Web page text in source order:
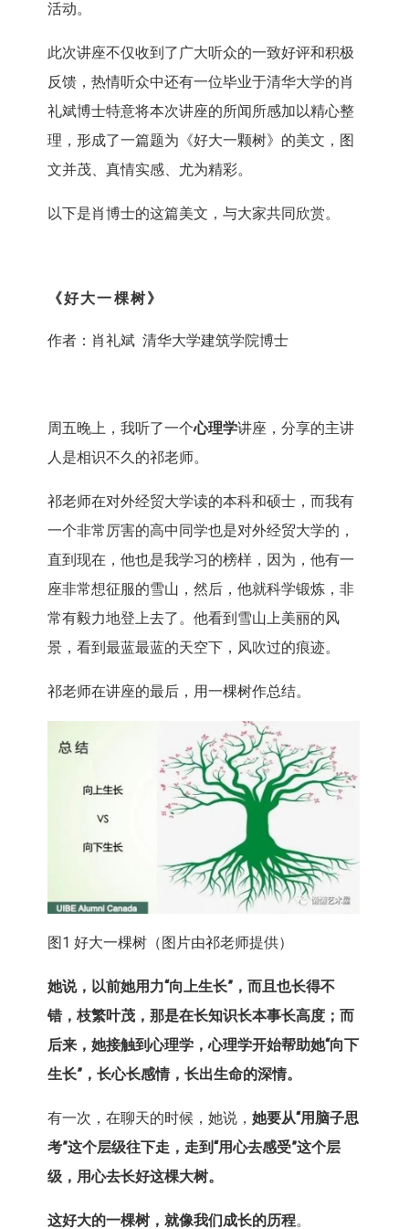
活动。
此次讲座不仅收到了广大听众的一致好评和积极
反馈，热情听众中还有一位毕业于清华大学的肖
礼斌博士特意将本次讲座的所闻所感加以精心整
理，形成了一篇题为《好大一颗树》的美文，图
文并茂、真情实感、尤为精彩。
以下是肖博士的这篇美文，与大家共同欣赏。
《好大一棵树》
作者：肖礼斌 清华大学建筑学院博士
周五晚上，我听了一个心理学讲座，分享的主讲
人是相识不久的祁老师。
祁老师在对外经贸大学读的本科和硕士，而我有
一个非常厉害的高中同学也是对外经贸大学的，
直到现在，他也是我学习的榜样，因为，他有一
座非常想征服的雪山，然后，他就科学锻炼，非
常有毅力地登上去了。他看到雪山上美丽的风
景，看到最蓝最蓝的天空下，风吹过的痕迹。
祁老师在讲座的最后，用一棵树作总结。
图1 好大一棵树（图片由祁老师提供）
她说，以前她用力“向上生长”，而且也长得不
错，枝繁叶茂，那是在长知识长本事长高度；而
后来，她接触到心理学，心理学开始帮助她“向下
生长”，长心长感情，长出生命的深情。
有一次，在聊天的时候，她说， 她要从“用脑子思
考”这个层级往下走，走到“用心去感受”这个层
级，用心去长好这棵大树。
这好大的一棵树，就像我们成长的历程。